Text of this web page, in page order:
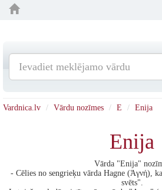
Vardnica.lv Vārdu nozīmes E Enija
Enija
Vārda "Enija"
- Cēlies no sengrieķu vārda Hagne (Ἁγνή),
svēts".